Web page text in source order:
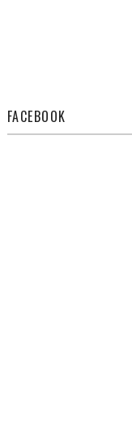
FACEBOOK